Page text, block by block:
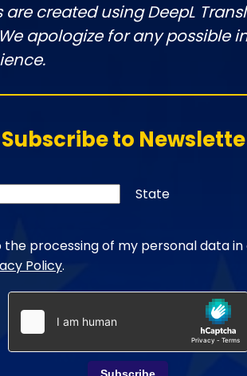
are created using DeepL
apologize for any possible
Subscribe to
State
the processing of my personal data
Policy.